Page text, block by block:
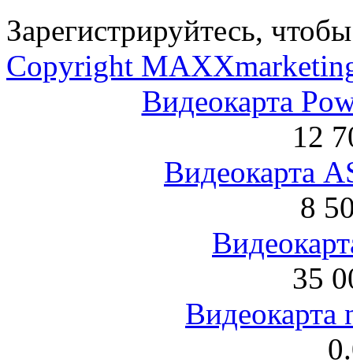
Зарегистрируйтесь,
Copyright
Видеокарта
12
Видеокарта
8
35
Видеокарта